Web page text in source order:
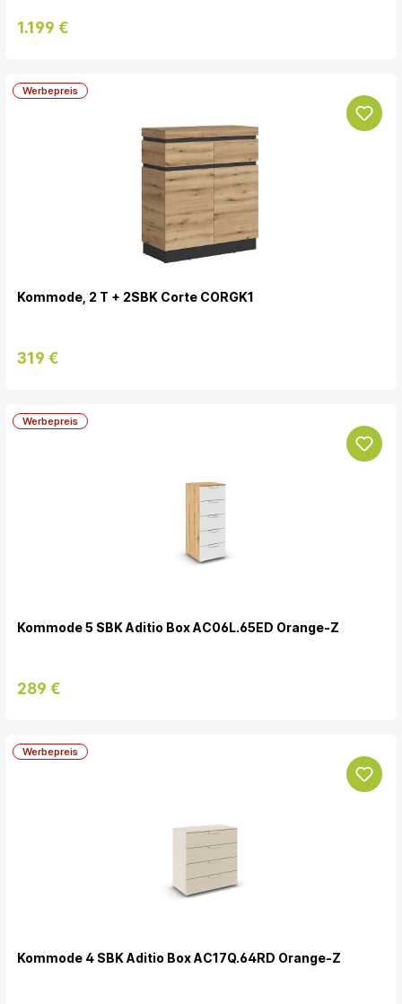
1.199 €
Werbepreis
Kommode, 2 T + 2SBK Corte CORGK1
319 €
Werbepreis
Kommode 5 SBK Aditio Box AC06L.65ED Orange-Z
289 €
Werbepreis
Kommode 4 SBK Aditio Box AC17Q.64RD Orange-Z